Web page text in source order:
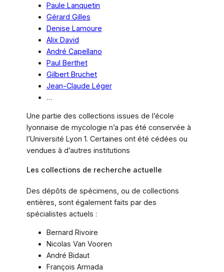
Paule Lanquetin
Gérard Gilles
Denise Lamoure
Alix David
André Capellano
Paul Berthet
Gilbert Bruchet
Jean-Claude Léger
…
Une partie des collections issues de l’école
lyonnaise de mycologie n’a pas été conservée à
l’Université Lyon 1. Certaines ont été cédées ou
vendues à d’autres institutions
Les collections de recherche actuelle
Des dépôts de spécimens, ou de collections
entières, sont également faits par des
spécialistes actuels :
Bernard Rivoire
Nicolas Van Vooren
André Bidaut
François Armada